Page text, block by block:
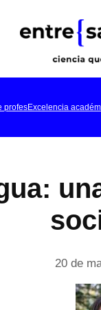
profesExcelencia
20 de